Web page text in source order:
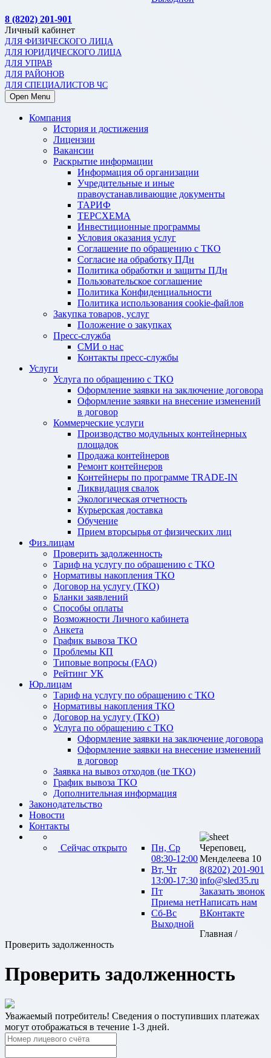
8 (8202) 201-901
Личный кабинет
ДЛЯ ФИЗИЧЕСКОГО ЛИЦА
ДЛЯ ЮРИДИЧЕСКОГО ЛИЦА
ДЛЯ УПРАВ
ДЛЯ РАЙОНОВ
ДЛЯ СПЕЦИАЛИСТОВ ЧС
Open Menu
Компания
История и достижения
Лицензии
Вакансии
Раскрытие информации
Информация об организации
Учредительные и иные
правоустанавливающие документы
ТАРИФ
ТЕРСХЕМА
Инвестиционные программы
Условия оказания услуг
Соглашение по обращению с ТКО
Согласие на обработку ПДн
Политика обработки и защиты ПДн
Пользовательское соглашение
Политика Конфиденциальности
Политика использования cookie-файлов
Закупка товаров, услуг
Положение о закупках
Пресс-служба
СМИ о нас
Контакты пресс-службы
Услуги
Услуга по обращению с ТКО
Оформление заявки на заключение договора
Оформление заявки на внесение изменений
в договор
Коммерческие услуги
Производство модульных контейнерных
площадок
Продажа контейнеров
Ремонт контейнеров
Контейнеры по программе TRADE-IN
Ликвидация свалок
Экологическая отчетность
Курьерская доставка
Обучение
Прием вторсырья от физических лиц
Физ.лицам
Проверить задолженность
Тариф на услугу по обращению с ТКО
Нормативы накопления ТКО
Договор на услугу (ТКО)
Бланки заявлений
Способы оплаты
Возможности Личного кабинета
Анкета
График вывоза ТКО
Проблемы КП
Типовые вопросы (FAQ)
Рейтинг УК
Юр.лицам
Тариф на услугу по обращению с ТКО
Нормативы накопления ТКО
Договор на услугу (ТКО)
Услуга по обращению с ТКО
Оформление заявки на заключение договора
Оформление заявки на внесение изменений
в договор
Заявка на вывоз отходов (не ТКО)
График вывоза ТКО
Дополнительная информация
Законодательство
Новости
Контакты
Сейчас открыто
Пн, Ср
08:30-12:00
Вт, Чт
13:00-17:30
Пт
Приема нет
Сб-Вс
Выходной
Череповец,
Менделеева 10
8(8202) 201-901
info@sled35.ru
Заказать звонок
Написать нам
ВКонтакте
Главная /
Проверить задолженность
Проверить задолженность
Уважаемый потребитель! Сведения о поступивших платежах
могут отображаться в течение 1-3 дней.